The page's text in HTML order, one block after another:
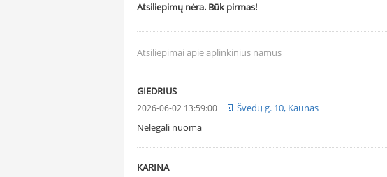
Atsiliepimų nėra. Būk pirmas!
Atsiliepimai apie aplinkinius namus
GIEDRIUS
2026-06-02 13:59:00
Švedų g. 10, Kaunas
Nelegali nuoma
KARINA